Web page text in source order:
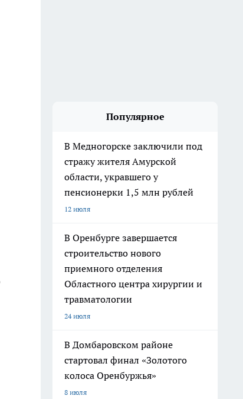
Популярное
В Медногорске заключили под
стражу жителя Амурской
области, укравшего у
пенсионерки 1,5 млн рублей
12 июля
В Оренбурге завершается
строительство нового
приемного отделения
Областного центра хирургии и
травматологии
24 июля
В Домбаровском районе
стартовал финал «Золотого
колоса Оренбуржья»
8 июля